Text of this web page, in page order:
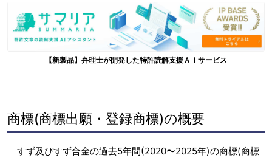
【新製品】弁理士が開発した特許読解支援ＡＩサービス
商標(商標出願・登録商標)の概要
すず及びすず合金の過去5年間(2020〜2025年)の商標(商標